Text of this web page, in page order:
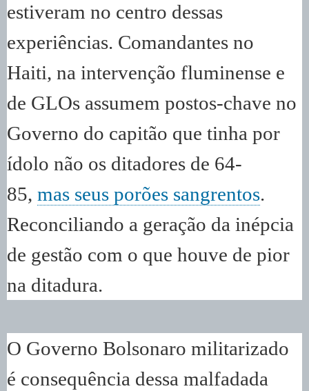
estiveram no centro dessas
experiências. Comandantes no
Haiti, na intervenção fluminense e
de GLOs assumem postos-chave no
Governo do capitão que tinha por
ídolo não os ditadores de 64-
85, mas seus porões sangrentos.
Reconciliando a geração da inépcia
de gestão com o que houve de pior
na ditadura.
O Governo Bolsonaro militarizado
é consequência dessa malfadada